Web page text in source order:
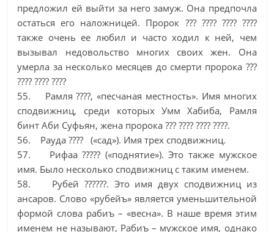
предложил ей выйти за него замуж. Она предпочла
остаться его наложницей. Пророк ??? ???? ???? ????
также очень ее любил и часто ходил к ней, чем
вызывал недовольство многих своих жен. Она
умерла за несколько месяцев до смерти пророка ???
???? ???? ????
55. Рамля ????, «песчаная местность». Имя многих
сподвижниц, среди которых Умм Хабиба, Рамля
бинт Аби Суфьян, жена пророка ??? ???? ???? ????.
56. Рауда ???? («сад»). Имя трех сподвижниц.
57. Рифаа ????? («поднятие»). Это также мужское
имя. Было несколько сподвижниц с таким именем.
58. Рубей ??????. Это имя двух сподвижниц из
ансаров. Слово «рубейъ» является уменьшительной
формой слова рабиъ – «весна». В наше время этим
именем не называют, Рабиъ – мужское имя, однако